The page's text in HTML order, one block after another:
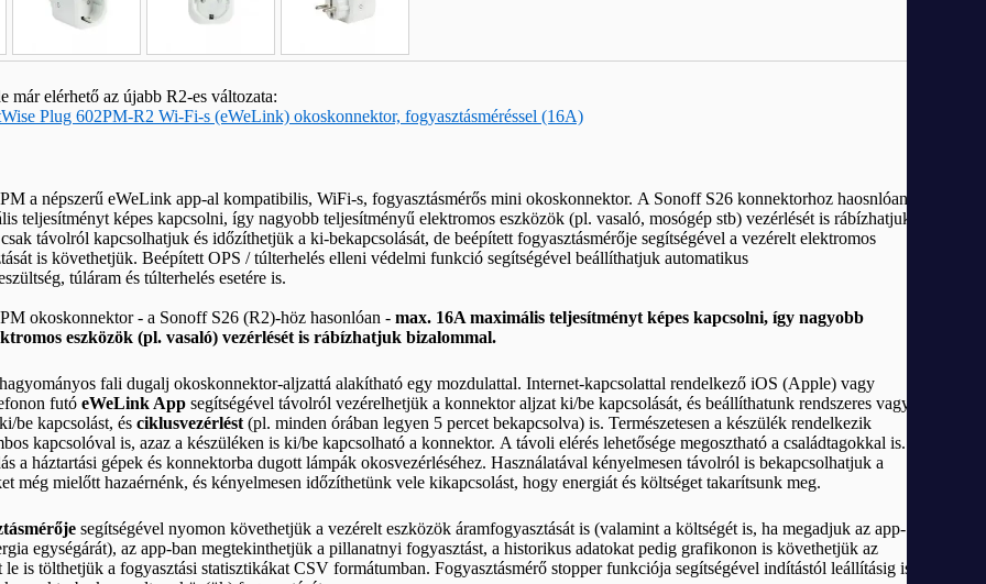
már elérhető az újabb R2-es változata:
Plug 602PM-R2 Wi-Fi-s (eWeLink) okoskonnektor, fogyasztásméréssel (16A)
a népszerű eWeLink app-al kompatibilis, WiFi-s, fogyasztásmérős mini okoskonnektor. A Sonoff S26 konnektorhoz haosnlóan,
teljesítményt képes kapcsolni, így nagyobb teljesítményű elektromos eszközök (pl. vasaló, mosógép stb) vezérlését is rábízhatjuk
távolról kapcsolhatjuk és időzíthetjük a ki-bekapcsolását, de beépített fogyasztásmérője segítségével a vezérelt elektromos
is követhetjük. Beépített OPS / túlterhelés elleni védelmi funkció segítségével beállíthatjuk automatikus
túláram és túlterhelés esetére is.
okoskonnektor - a Sonoff S26 (R2)-höz hasonlóan - max. 16A maximális teljesítményt képes kapcsolni, így nagyobb
eszközök (pl. vasaló) vezérlését is rábízhatjuk bizalommal.
fali dugalj okoskonnektor-aljzattá alakítható egy mozdulattal. Internet-kapcsolattal rendelkező iOS (Apple) vagy
futó eWeLink App segítségével távolról vezérelhetjük a konnektor aljzat ki/be kapcsolását, és beállíthatunk rendszeres vagy
be kapcsolást, és ciklusvezérlést (pl. minden órában legyen 5 percet bekapcsolva) is. Természetesen a készülék rendelkezik
kapcsolóval is, azaz a készüléken is ki/be kapcsolható a konnektor. A távoli elérés lehetősége megosztható a családtagokkal is.
a háztartási gépek és konnektorba dugott lámpák okosvezérléséhez. Használatával kényelmesen távolról is bekapcsolhatjuk a
még mielőtt hazaérnénk, és kényelmesen időzíthetünk vele kikapcsolást, hogy energiát és költséget takarítsunk meg.
segítségével nyomon követhetjük a vezérelt eszközök áramfogyasztását is (valamint a költségét is, ha megadjuk az app-
egységárát), az app-ban megtekinthetjük a pillanatnyi fogyasztást, a historikus adatokat pedig grafikonon is követhetjük az
is tölthetjük a fogyasztási statisztikákat CSV formátumban. Fogyasztásmérő stopper funkciója segítségével indítástól leállításig is